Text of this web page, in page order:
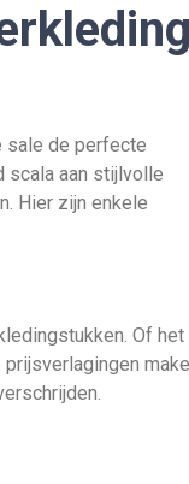
sale de perfecte
scala aan stijlvolle
Hier zijn enkele
Of het